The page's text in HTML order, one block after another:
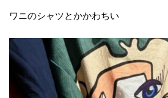
ワニのシャツとかかわちい